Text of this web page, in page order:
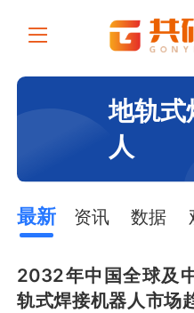
地轨式
人
最新 资讯 数据
2032年中国全球及
轨式焊接机器人市场